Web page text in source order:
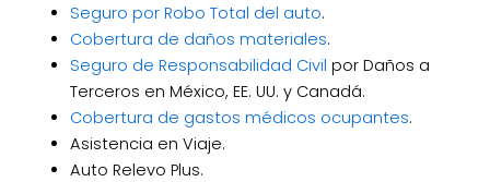
Seguro por Robo Total del auto.
Cobertura de daños materiales.
Seguro de Responsabilidad Civil por Daños a
Terceros en México, EE. UU. y Canadá.
Cobertura de gastos médicos ocupantes.
Asistencia en Viaje.
Auto Relevo Plus.